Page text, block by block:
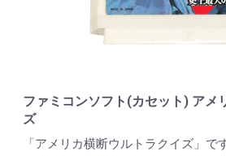
ファミコンソフト(カセット) アメ
ズ
「アメリカ横断ウルトラクイズ」で